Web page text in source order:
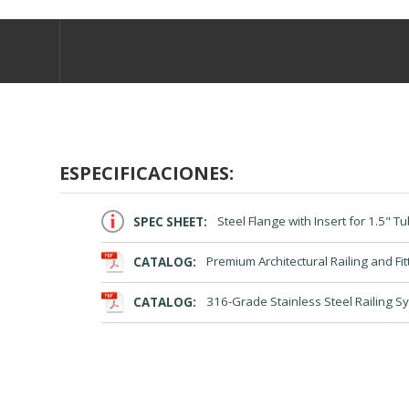
ESPECIFICACIONES:
SPEC SHEET: Steel Flange with Insert for 1.5"
CATALOG: Premium Architectural Railing and
CATALOG: 316-Grade Stainless Steel Railing